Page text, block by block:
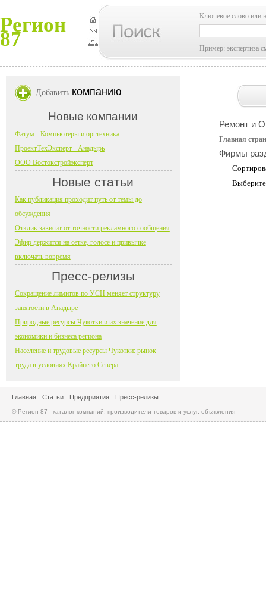
Регион
87
Ключевое слово или
Пример: экспертиза
Ремонт и
Главная
Фирмы
Добавить компанию
Новые компании
Фатум - Компьютеры и оргтехника
ПроектТехЭксперт - Анадырь
ООО Востокстройэксперт
Новые статьи
Как публикация проходит путь от темы до
обсуждения
Отклик зависит от точности рекламного сообщения
Эфир держится на сетке, голосе и привычке
включать вовремя
Пресс-релизы
Сокращение лимитов по УСН меняет структуру
занятости в Анадыре
Природные ресурсы Чукотки и их значение для
экономики и бизнеса региона
Население и трудовые ресурсы Чукотки: рынок
труда в условиях Крайнего Севера
Главная Статьи Предприятия Пресс-релизы
© Регион 87 - каталог компаний, производители товаров и услуг, объявления